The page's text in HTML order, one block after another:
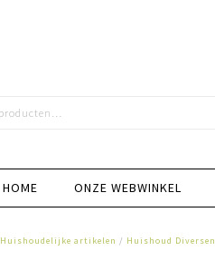
HOME ONZE WEBWINKEL
Huishoudelijke artikelen / Huishoud Diversen